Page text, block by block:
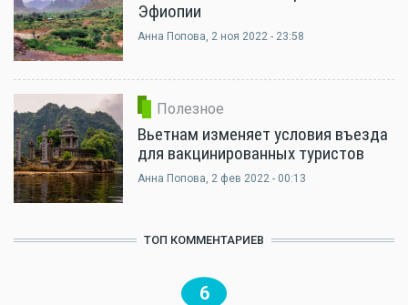
Эфиопии
Анна Попова, 2 ноя 2022 - 23:58
Полезное
Вьетнам изменяет условия въезда
для вакцинированных туристов
Анна Попова, 2 фев 2022 - 00:13
ТОП КОММЕНТАРИЕВ
6